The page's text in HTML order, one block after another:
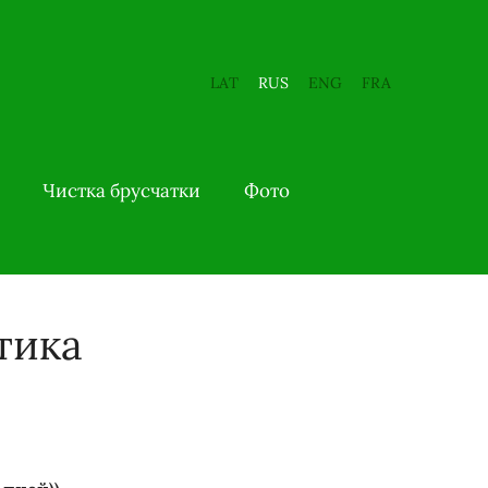
LAT RUS ENG FRA
Чистка брусчатки Фото